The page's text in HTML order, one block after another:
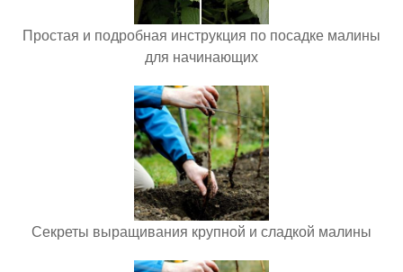
Простая и подробная инструкция по посадке малины
для начинающих
Секреты выращивания крупной и сладкой малины